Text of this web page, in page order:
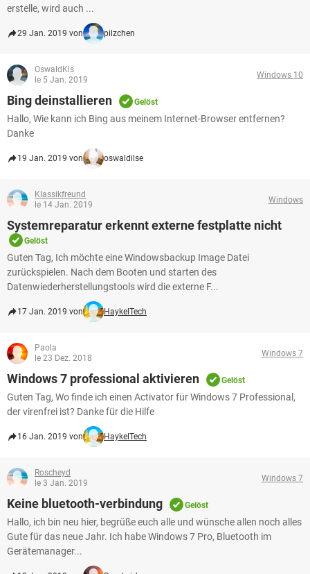
erstelle, wird auch ...
29 Jan. 2019 von pilzchen
OswaldKls
le 5 Jan. 2019
Windows 10
Bing deinstallieren Gelöst
Hallo, Wie kann ich Bing aus meinem Internet-Browser entfernen?
Danke
19 Jan. 2019 von oswaldilse
Klassikfreund
le 14 Jan. 2019
Windows
Systemreparatur erkennt externe festplatte nicht
Gelöst
Guten Tag, Ich möchte eine Windowsbackup Image Datei
zurückspielen. Nach dem Booten und starten des
Datenwiederherstellungstools wird die externe F...
17 Jan. 2019 von HaykelTech
Paola
le 23 Dez. 2018
Windows 7
Windows 7 professional aktivieren Gelöst
Guten Tag, Wo finde ich einen Activator für Windows 7 Professional,
der virenfrei ist? Danke für die Hilfe
16 Jan. 2019 von HaykelTech
Roscheyd
le 3 Jan. 2019
Windows 7
Keine bluetooth-verbindung Gelöst
Hallo, ich bin neu hier, begrüße euch alle und wünsche allen noch alles
Gute für das neue Jahr. Ich habe Windows 7 Pro, Bluetooth im
Gerätemanager...